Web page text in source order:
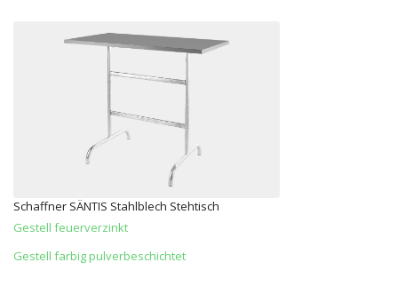
Schaffner SÄNTIS Stahlblech Stehtisch
Gestell feuerverzinkt
Gestell farbig pulverbeschichtet